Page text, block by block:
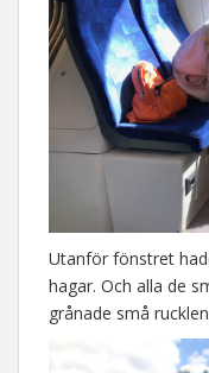
Utanför fönstret
hagar. Och alla de
grånade små